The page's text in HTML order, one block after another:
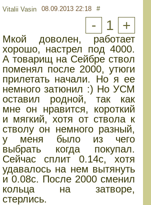
Vitalii Vasin 08.09.2013 22:18 #
- 1 +
Мкой доволен, работает
хорошо, настрел под 4000.
А товарищ на Сейбре ствол
поменял после 2000, утюги
прилетать начали. Но я ее
немного затюнил :) Но УСМ
оставил родной, так как
мне он нравится, короткий
и мягкий, хотя от ствола к
стволу он немного разный,
у меня было из чего
выбрать когда покупал.
Сейчас сплит 0.14с, хотя
удавалось на нем вытянуть
и 0.08с. После 2000 сменил
кольца на затворе,
стерлись.